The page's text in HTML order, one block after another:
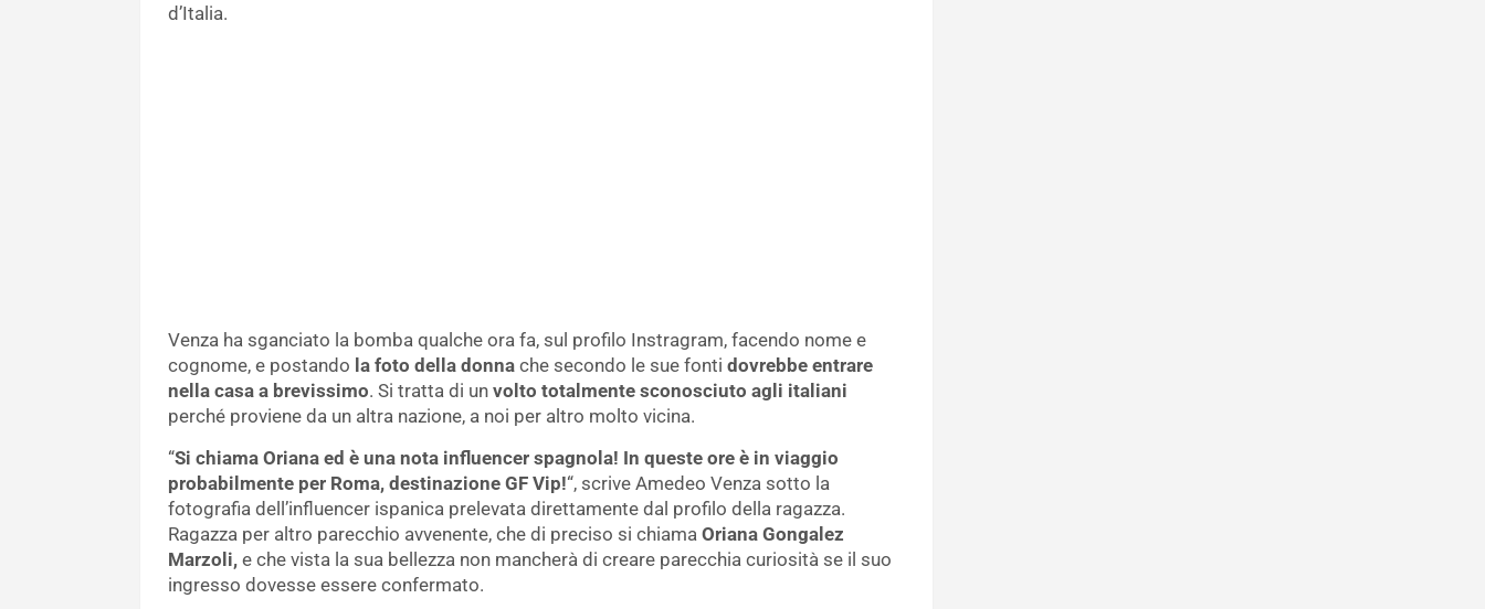
d’Italia.
Venza ha sganciato la bomba qualche ora fa, sul profilo Instragram, facendo nome e
cognome, e postando la foto della donna che secondo le sue fonti dovrebbe entrare
nella casa a brevissimo. Si tratta di un volto totalmente sconosciuto agli italiani
perché proviene da un altra nazione, a noi per altro molto vicina.
“Si chiama Oriana ed è una nota influencer spagnola! In queste ore è in viaggio
probabilmente per Roma, destinazione GF Vip!“, scrive Amedeo Venza sotto la
fotografia dell’influencer ispanica prelevata direttamente dal profilo della ragazza.
Ragazza per altro parecchio avvenente, che di preciso si chiama Oriana Gongalez
Marzoli, e che vista la sua bellezza non mancherà di creare parecchia curiosità se il suo
ingresso dovesse essere confermato.